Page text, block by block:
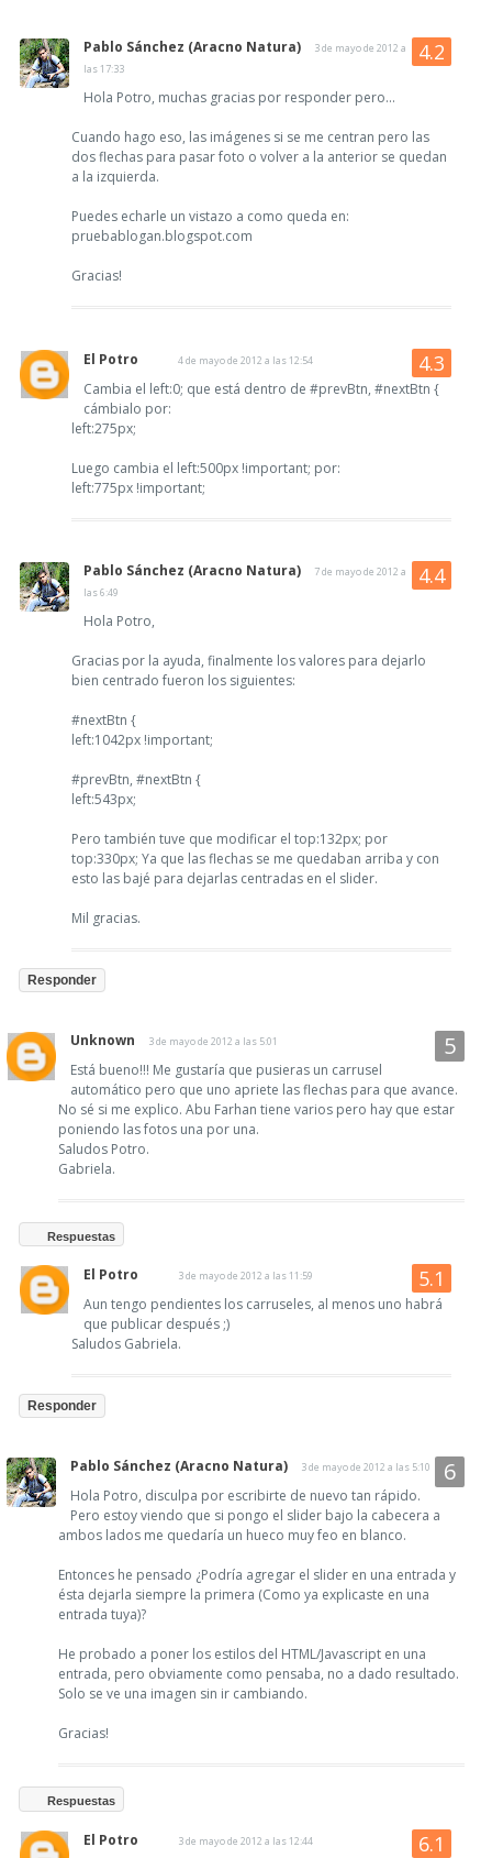
Pablo Sánchez (Aracno Natura)
3 de mayo de 2012 a
las 17:33
Hola Potro, muchas gracias por responder pero...
Cuando hago eso, las imágenes si se me centran pero las
dos flechas para pasar foto o volver a la anterior se quedan
a la izquierda.
Puedes echarle un vistazo a como queda en:
pruebablogan.blogspot.com
Gracias!
El Potro 4 de mayo de 2012 a las 12:54
Cambia el left:0; que está dentro de #prevBtn, #nextBtn {
cámbialo por:
left:275px;
Luego cambia el left:500px !important; por:
left:775px !important;
Pablo Sánchez (Aracno Natura)
7 de mayo de 2012 a
las 6:49
Hola Potro,
Gracias por la ayuda, finalmente los valores para dejarlo
bien centrado fueron los siguientes:
#nextBtn {
left:1042px !important;
#prevBtn, #nextBtn {
left:543px;
Pero también tuve que modificar el top:132px; por
top:330px; Ya que las flechas se me quedaban arriba y con
esto las bajé para dejarlas centradas en el slider.
Mil gracias.
Responder
Unknown 3 de mayo de 2012 a las 5:01
Está bueno!!! Me gustaría que pusieras un carrusel
automático pero que uno apriete las flechas para que avance.
No sé si me explico. Abu Farhan tiene varios pero hay que estar
poniendo las fotos una por una.
Saludos Potro.
Gabriela.
Respuestas
El Potro 3 de mayo de 2012 a las 11:59
Aun tengo pendientes los carruseles, al menos uno habrá
que publicar después ;)
Saludos Gabriela.
Responder
Pablo Sánchez (Aracno Natura) 3 de mayo de 2012 a las 5:10
Hola Potro, disculpa por escribirte de nuevo tan rápido.
Pero estoy viendo que si pongo el slider bajo la cabecera a
ambos lados me quedaría un hueco muy feo en blanco.
Entonces he pensado ¿Podría agregar el slider en una entrada y
ésta dejarla siempre la primera (Como ya explicaste en una
entrada tuya)?
He probado a poner los estilos del HTML/Javascript en una
entrada, pero obviamente como pensaba, no a dado resultado.
Solo se ve una imagen sin ir cambiando.
Gracias!
Respuestas
El Potro 3 de mayo de 2012 a las 12:44